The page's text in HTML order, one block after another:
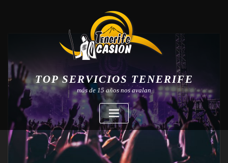
TOP SERVICIOS TENERIFE
más de 15 años nos avalan